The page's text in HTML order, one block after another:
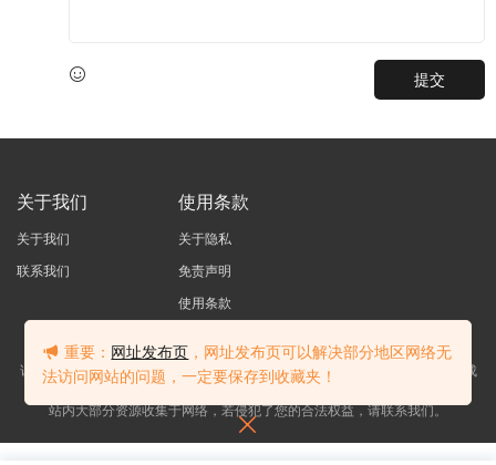
提交
关于我们
关于我们
联系我们
使用条款
关于隐私
免责声明
使用条款
访问我们的网站，您确认您已经年满十八（18）岁和/或超过您所居住辖区的成
站内大部分资源收集于网络，若侵犯了您的合法权益，请联系我们。
重要： 网址发布页 ，网址发布页可以解决部分地区网络无
法访问网站的问题，一定要保存到收藏夹！